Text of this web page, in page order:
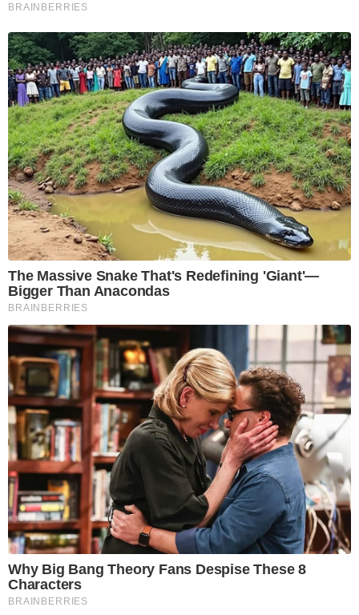
BRAINBERRIES
The Massive Snake That's Redefining 'Giant'—
Bigger Than Anacondas
BRAINBERRIES
Why Big Bang Theory Fans Despise These 8
Characters
BRAINBERRIES